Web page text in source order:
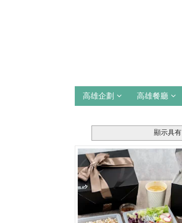
高雄企劃 高雄餐廳
顯示具有